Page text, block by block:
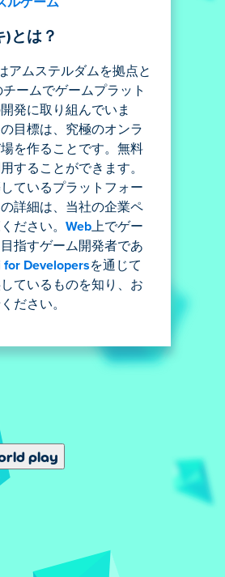
)とは？
アムステルダムを拠点と
ームでゲームプラット
発に取り組んでいま
目標は、究極のオンラ
を作ることです。無料
することができます。
ているプラットフォー
詳細は、当社の企業ペ
ださい。 Web上でゲー
指すゲーム開発者であ
for Developersを通じて
ているものを知り、お
ださい。
play